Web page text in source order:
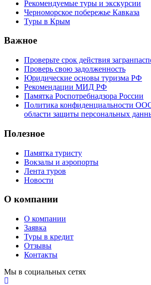
Рекомендуемые туры и экскурсии
Черноморское побережье Кавказа
Туры в Крым
Важное
Проверьте срок действия
Проверь свою задолженность
Юридические основы туризма РФ
Рекомендации МИД РФ
Памятка Роспотребнадзора России
Политика конфиденциальности
области защиты персональных
Полезное
Памятка туристу
Вокзалы и аэропорты
Лента туров
Новости
О компании
О компании
Заявка
Туры в кредит
Отзывы
Контакты
Мы в социальных сетях